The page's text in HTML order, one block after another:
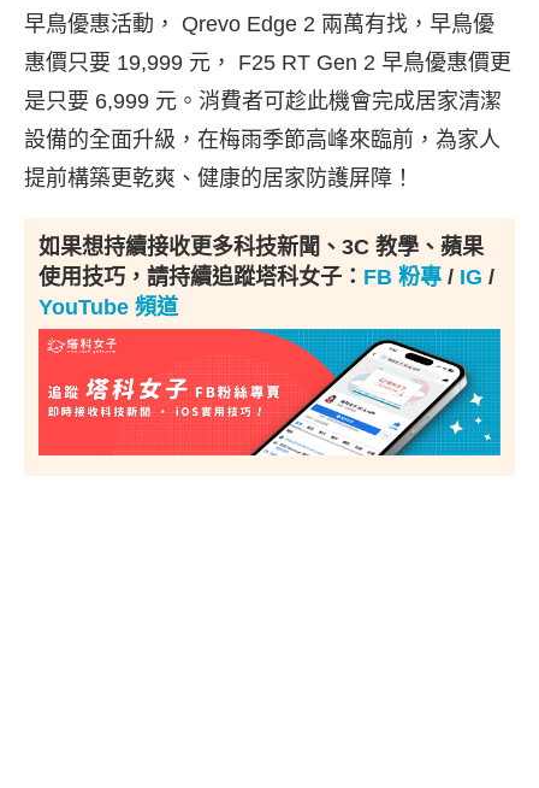
早鳥優惠活動， Qrevo Edge 2 兩萬有找，早鳥優
惠價只要 19,999 元， F25 RT Gen 2 早鳥優惠價更
是只要 6,999 元。消費者可趁此機會完成居家清潔
設備的全面升級，在梅雨季節高峰來臨前，為家人
提前構築更乾爽、健康的居家防護屏障！
如果想持續接收更多科技新聞、3C 教學、蘋果
使用技巧，請持續追蹤塔科女子： FB 粉專 / IG /
YouTube 頻道